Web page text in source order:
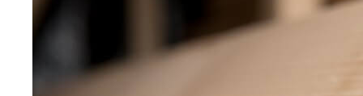
Мебельный щит Сосна/Ель